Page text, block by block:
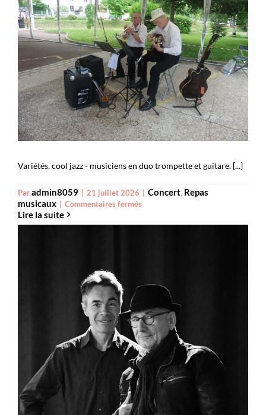
Duo Jazz Animation
Variétés, cool jazz - musiciens en duo trompette et guitare. [...]
Paradmin8059 21 juillet 2026 Concert, Repas
musicaux
Commentaires ferméssur
Jazz
Lire la suite